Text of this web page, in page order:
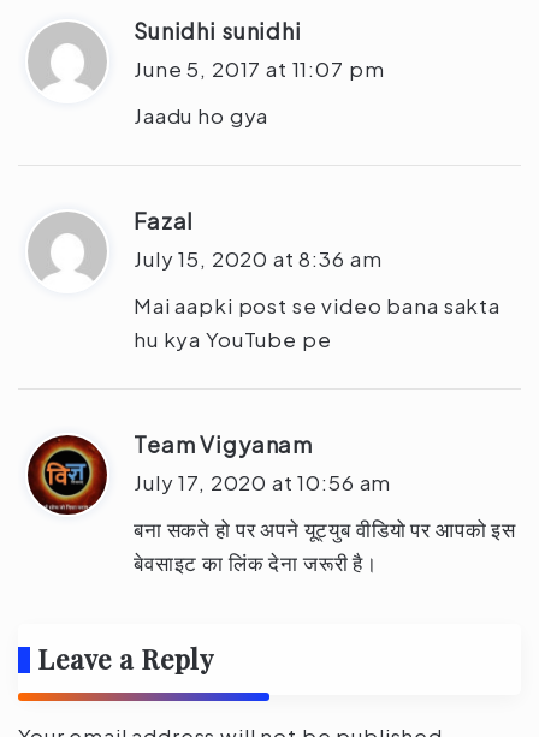
Sunidhi sunidhi
a
:
June 5, 2017 at 11:07 pm
Jaadu ho gya
Fazal
a
July 15, 2020 at 8:36 am
Mai aapki post se video bana sakta
hu kya YouTube pe
Team Vigyanam
a
s
July 17, 2020 at 10:56 am
बना सकते हो पर अपने यूट्युब वीडियो पर आपको इस
बेवसाइट का लिंक देना जरूरी है।
Leave a Reply